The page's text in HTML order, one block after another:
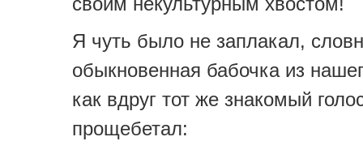
Я чуть было не заплакал,
обыкновенная бабочка из
как вдруг тот же знакомый
прощебетал: